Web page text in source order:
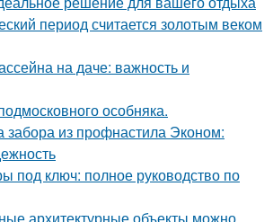
период считается золотым веком
на даче: важность и
особняка.
из профнастила Эконом:
под ключ: полное руководство по
архитектурные объекты можно